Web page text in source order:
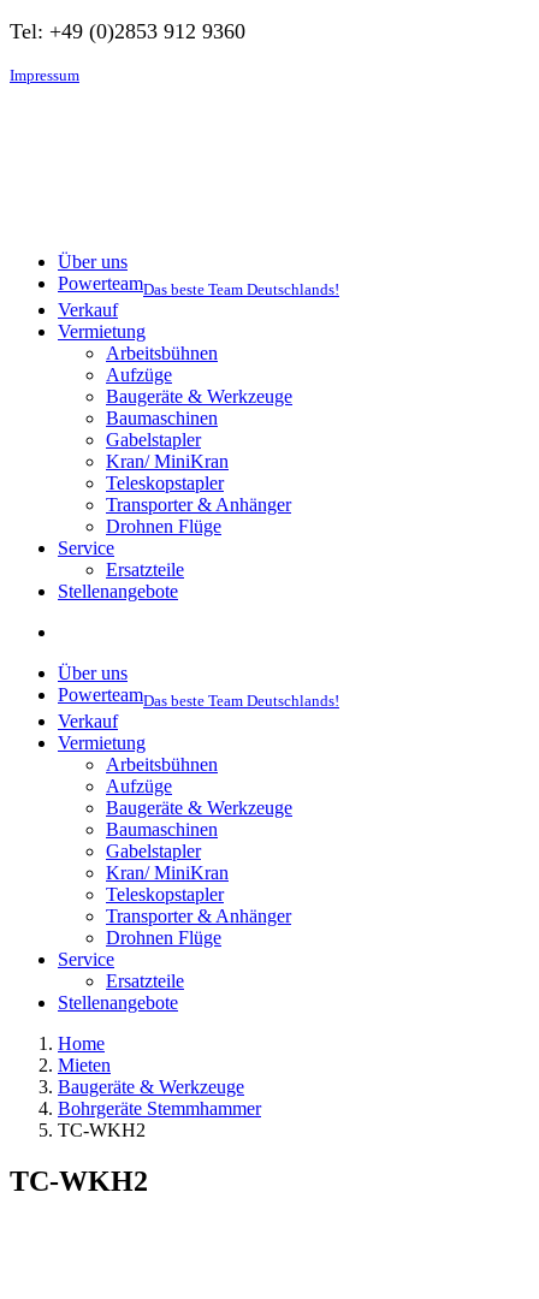
Tel: +49 (0)2853 912 9360
Impressum
Über uns
PowerteamDas beste Team Deutschlands!
Verkauf
Vermietung
Arbeitsbühnen
Aufzüge
Baugeräte & Werkzeuge
Baumaschinen
Gabelstapler
Kran/ MiniKran
Teleskopstapler
Transporter & Anhänger
Drohnen Flüge
Service
Ersatzteile
Stellenangebote
Über uns
PowerteamDas beste Team Deutschlands!
Verkauf
Vermietung
Arbeitsbühnen
Aufzüge
Baugeräte & Werkzeuge
Baumaschinen
Gabelstapler
Kran/ MiniKran
Teleskopstapler
Transporter & Anhänger
Drohnen Flüge
Service
Ersatzteile
Stellenangebote
Home
Mieten
Baugeräte & Werkzeuge
Bohrgeräte Stemmhammer
TC-WKH2
TC-WKH2